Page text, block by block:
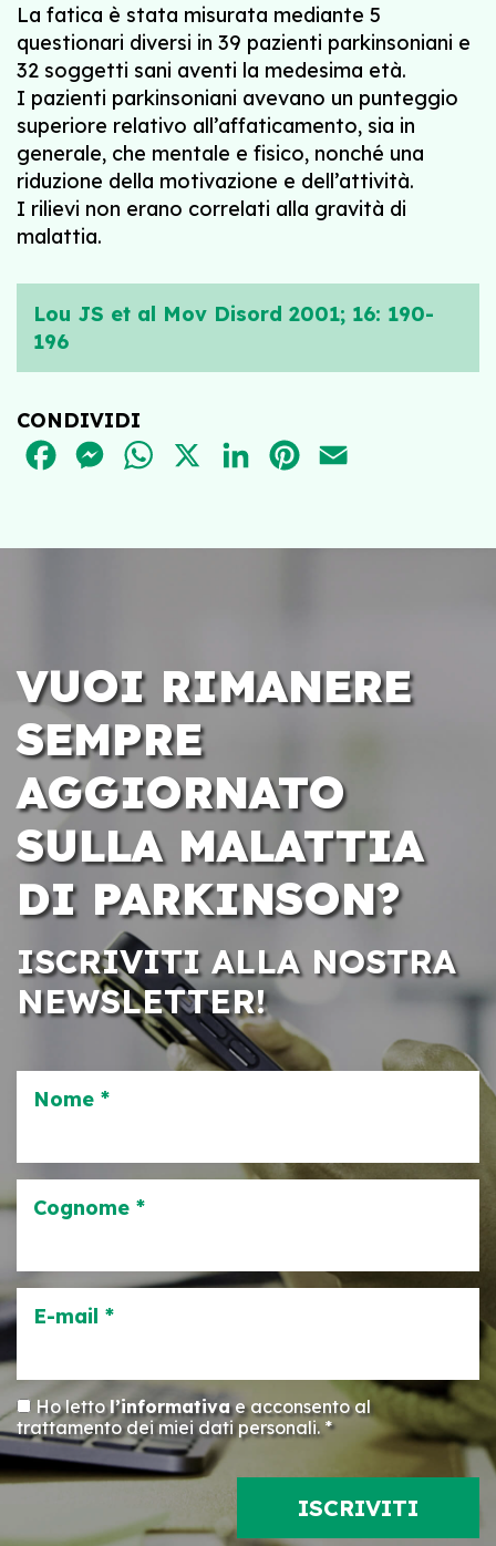
La fatica è stata misurata mediante 5
questionari diversi in 39 pazienti parkinsoniani e
32 soggetti sani aventi la medesima età.
I pazienti parkinsoniani avevano un punteggio
superiore relativo all’affaticamento, sia in
generale, che mentale e fisico, nonché una
riduzione della motivazione e dell’attività.
I rilievi non erano correlati alla gravità di
malattia.
Lou JS et al Mov Disord 2001; 16: 190-
196
CONDIVIDI
FACEBOOKMESSENGER
WHATSAPPLINKEDINPINTEREST
VUOI RIMANERE
SEMPRE
AGGIORNATO
SULLA MALATTIA
DI PARKINSON?
ISCRIVITI ALLA NOSTRA
NEWSLETTER!
Nome *
Cognome *
E-mail *
Ho lettol’informativae acconsento al
trattamento dei miei dati personali. *